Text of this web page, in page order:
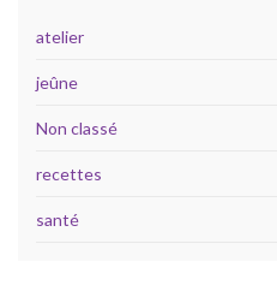
atelier
jeûne
Non classé
recettes
santé